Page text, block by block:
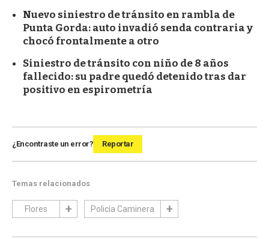
Nuevo siniestro de tránsito en rambla de
Punta Gorda: auto invadió senda contraria y
chocó frontalmente a otro
Siniestro de tránsito con niño de 8 años
fallecido: su padre quedó detenido tras dar
positivo en espirometría
¿Encontraste un error? Reportar
Temas relacionados
Flores Policía Caminera